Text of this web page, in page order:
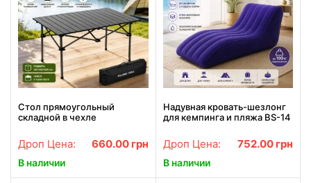
Стол прямоугольный
складной в чехле
Дроп Цена: 660.00 грн
В наличии
Надувная кровать-шезлонг
для кемпинга и пляжа BS-14
флокированным покрытием.
Надувное кресло.
Дроп Цена: 752.00 грн
В наличии